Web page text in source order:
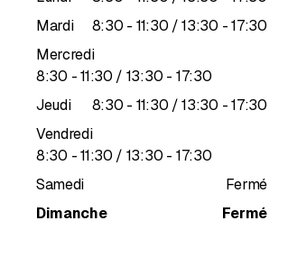
Mardi
8:30 - jusqu’à
11:30 / 13:30 - jusqu’à
17:30
Mercredi
8:30 - jusqu’à
11:30 / 13:30 - jusqu’à
17:30
Jeudi
8:30 - jusqu’à
11:30 / 13:30 - jusqu’à
17:30
Vendredi
8:30 - jusqu’à
11:30 / 13:30 - jusqu’à
17:30
Samedi
Fermé
Dimanche
Fermé